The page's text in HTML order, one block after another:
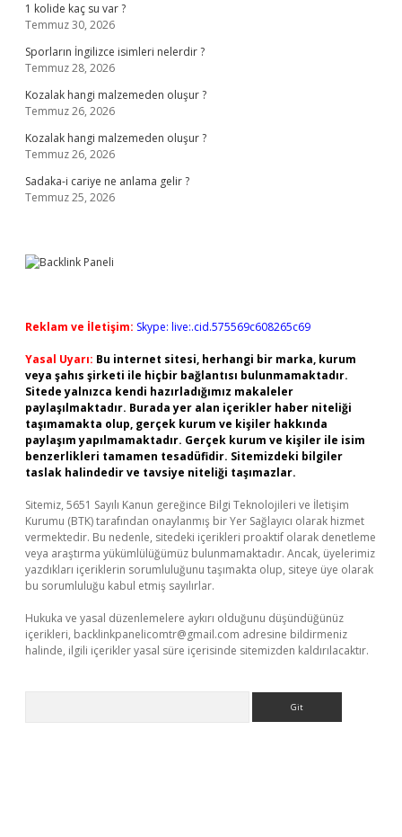
1 kolide kaç su var ?
Temmuz 30, 2026
Sporların İngilizce isimleri nelerdir ?
Temmuz 28, 2026
Kozalak hangi malzemeden oluşur ?
Temmuz 26, 2026
Kozalak hangi malzemeden oluşur ?
Temmuz 26, 2026
Sadaka-i cariye ne anlama gelir ?
Temmuz 25, 2026
Reklam ve İletişim: Skype: live:.cid.575569c608265c69
Yasal Uyarı: Bu internet sitesi, herhangi bir marka, kurum
veya şahıs şirketi ile hiçbir bağlantısı bulunmamaktadır.
Sitede yalnızca kendi hazırladığımız makaleler
paylaşılmaktadır. Burada yer alan içerikler haber niteliği
taşımamakta olup, gerçek kurum ve kişiler hakkında
paylaşım yapılmamaktadır. Gerçek kurum ve kişiler ile isim
benzerlikleri tamamen tesadüfidir. Sitemizdeki bilgiler
taslak halindedir ve tavsiye niteliği taşımazlar.
Sitemiz, 5651 Sayılı Kanun gereğince Bilgi Teknolojileri ve İletişim
Kurumu (BTK) tarafından onaylanmış bir Yer Sağlayıcı olarak hizmet
vermektedir. Bu nedenle, sitedeki içerikleri proaktif olarak denetleme
veya araştırma yükümlülüğümüz bulunmamaktadır. Ancak, üyelerimiz
yazdıkları içeriklerin sorumluluğunu taşımakta olup, siteye üye olarak
bu sorumluluğu kabul etmiş sayılırlar.
Hukuka ve yasal düzenlemelere aykırı olduğunu düşündüğünüz
içerikleri, backlinkpanelicomtr@gmail.com adresine bildirmeniz
halinde, ilgili içerikler yasal süre içerisinde sitemizden kaldırılacaktır.